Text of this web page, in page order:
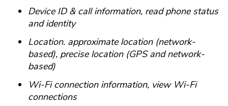
Device ID & call information, read phone status
and identity
Location. approximate location (network-
based), precise location (GPS and network-
based)
Wi-Fi connection information, view Wi-Fi
connections